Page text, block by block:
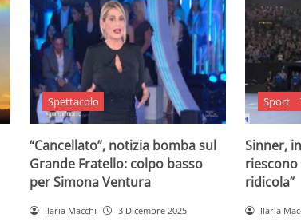
Spettacolo
“Cancellato”, notizia bomba sul
Grande Fratello: colpo basso
per Simona Ventura
Ilaria Macchi 3 Dicembre 2025
Sport
Sinner,
riescono
ridicola”
Ilaria